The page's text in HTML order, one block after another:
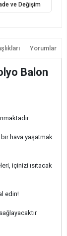
ve Değişim
Yorumlar
Balon
hava yaşatmak
içinizi ısıtacak
edin!